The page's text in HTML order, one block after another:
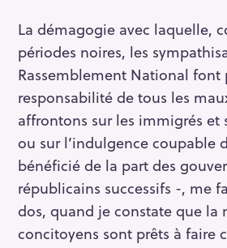
La démagogie avec laquelle,
périodes noires, les
Rassemblement National font
responsabilité de tous les
affrontons sur les immigrés et
ou sur l’indulgence coupable
bénéficié de la part des
républicains successifs -, me
dos, quand je constate que la
concitoyens sont prêts à faire